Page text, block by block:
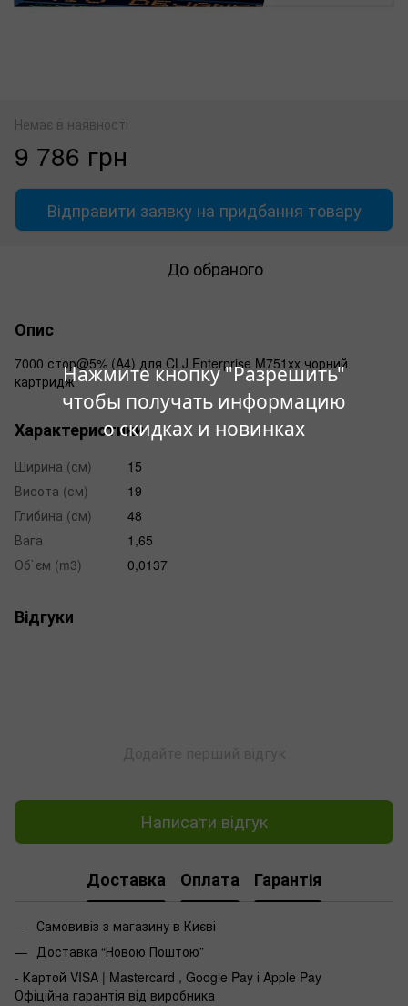
Нажмите кнопку "Разрешить"
чтобы получать информацию
о скидках и новинках
Немає в наявності
9 786 грн
Відправити заявку на придбання товару
До обраного
Опис
7000 стор@5% (A4) для CLJ Enterprise M751xx чорний
картридж
Характеристики
Ширина (см)
15
Висота (см)
19
Глибина (см)
48
Вага
1,65
Об`єм (m3)
0,0137
Відгуки
Написати відгук
Доставка Оплата Гарантія
Самовивіз з магазину в Києві
Доставка “Новою Поштою”
- Картой VISA | Mastercard , Google Pay і Apple Pay
Офіційна гарантія від виробника